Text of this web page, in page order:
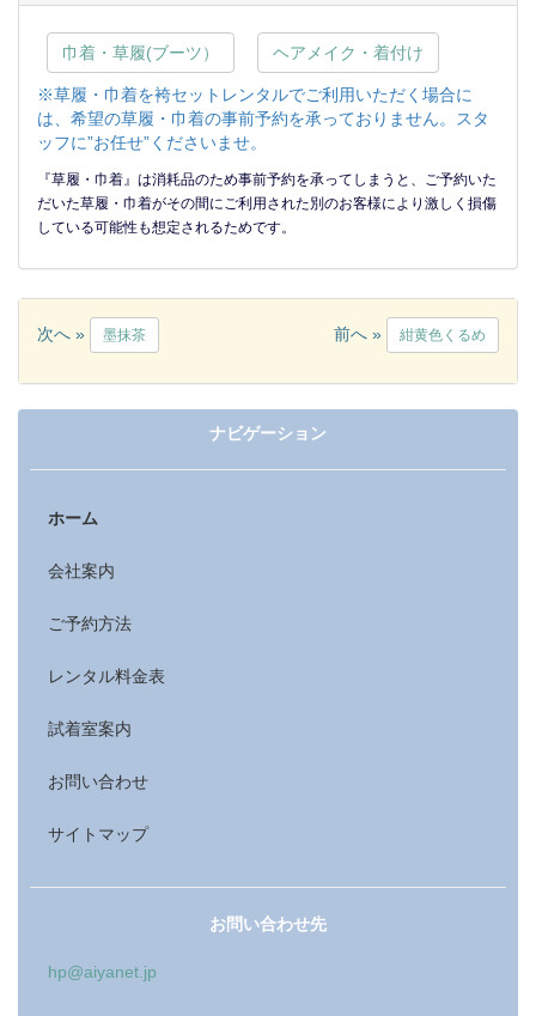
巾着・草履(ブーツ） ヘアメイク・着付け
※草履・巾着を袴セットレンタルでご利用いただく場合に
は、希望の草履・巾着の事前予約を承っておりません。スタ
ッフに”お任せ”くださいませ。
『草履・巾着』は消耗品のため事前予約を承ってしまうと、ご予約いた
だいた草履・巾着がその間にご利用された別のお客様により激しく損傷
している可能性も想定されるためです。
次へ » 墨抹茶 前へ » 紺黄色くるめ
ナビゲーション
ホーム
会社案内
ご予約方法
レンタル料金表
試着室案内
お問い合わせ
サイトマップ
お問い合わせ先
hp@aiyanet.jp